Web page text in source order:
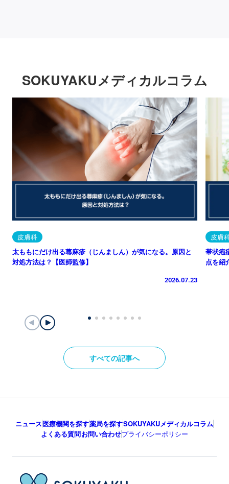
SOKUYAKUメディカルコラム
皮膚科
太ももにだけ出る蕁麻疹（じんましん）が気になる。原因と
対処方法は？【医師監修】
2026.07.23
皮膚
帯状疱
点を紹
すべての記事へ
ニュース医療機関を探す薬局を探すSOKUYAKUメディカルコラム
よくある質問お問い合わせプライバシーポリシー